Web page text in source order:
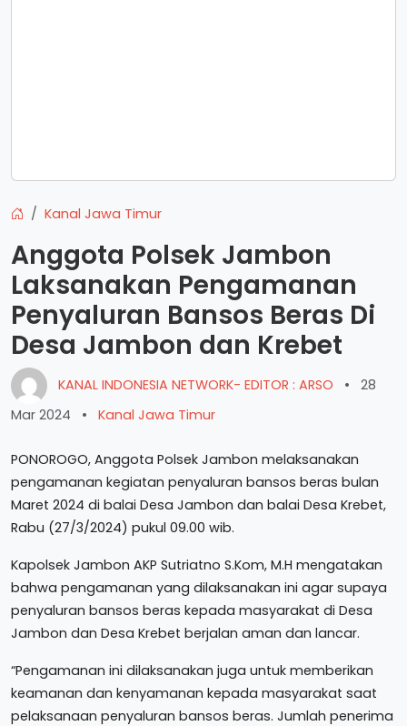
Kanal Jawa Timur
Anggota Polsek Jambon
Laksanakan Pengamanan
Penyaluran Bansos Beras Di
Desa Jambon dan Krebet
KANAL INDONESIA NETWORK- EDITOR : ARSO •
28
Mar 2024
• Kanal Jawa Timur
PONOROGO, Anggota Polsek Jambon melaksanakan
pengamanan kegiatan penyaluran bansos beras bulan
Maret 2024 di balai Desa Jambon dan balai Desa Krebet,
Rabu (27/3/2024) pukul 09.00 wib.
Kapolsek Jambon AKP Sutriatno S.Kom, M.H mengatakan
bahwa pengamanan yang dilaksanakan ini agar supaya
penyaluran bansos beras kepada masyarakat di Desa
Jambon dan Desa Krebet berjalan aman dan lancar.
“Pengamanan ini dilaksanakan juga untuk memberikan
keamanan dan kenyamanan kepada masyarakat saat
pelaksanaan penyaluran bansos beras. Jumlah penerima